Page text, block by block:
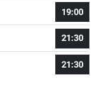
19:00
21:30
21:30